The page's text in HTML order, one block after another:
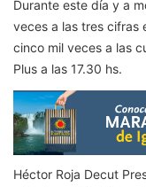
Durante este día y a
veces a las tres cifras
cinco mil veces a las
Plus a las 17.30 hs.
Héctor Roja Decut